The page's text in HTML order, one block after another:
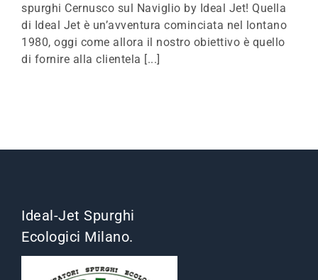
spurghi Cernusco sul Naviglio by Ideal Jet! Quella
di Ideal Jet è un’avventura cominciata nel lontano
1980, oggi come allora il nostro obiettivo è quello
di fornire alla clientela [...]
Ideal-Jet Spurghi
Ecologici Milano.